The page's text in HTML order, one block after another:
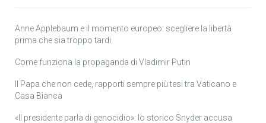
Anne Applebaum e il momento europeo: scegliere la libertà
prima che sia troppo tardi
Come funziona la propaganda di Vladimir Putin
Il Papa che non cede, rapporti sempre più tesi tra Vaticano e
Casa Bianca
«Il presidente parla di genocidio»: lo storico Snyder accusa